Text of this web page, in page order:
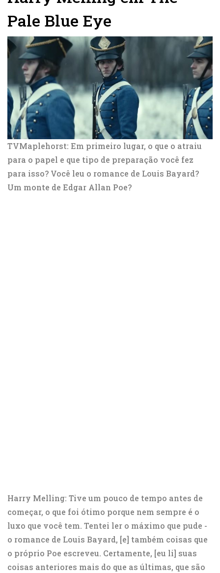
Pale Blue Eye
TVMaplehorst: Em primeiro lugar, o que o atraiu
para o papel e que tipo de preparação você fez
para isso? Você leu o romance de Louis Bayard?
Um monte de Edgar Allan Poe?
Harry Melling: Tive um pouco de tempo antes de
começar, o que foi ótimo porque nem sempre é o
luxo que você tem. Tentei ler o máximo que pude -
o romance de Louis Bayard, [e] também coisas que
o próprio Poe escreveu. Certamente, [eu li] suas
coisas anteriores mais do que as últimas, que são